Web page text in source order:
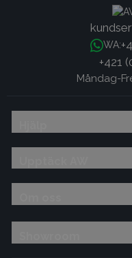
WA:
+421
Måndag-